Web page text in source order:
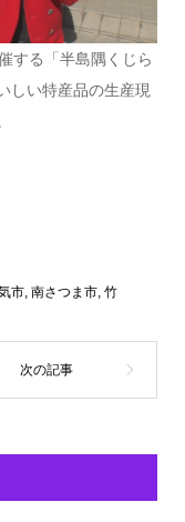
する「半島隅くじら
しい特産品の生産現
市, 南さつま市, 竹